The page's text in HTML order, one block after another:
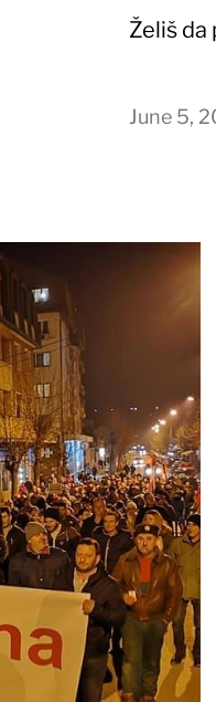
Želiš da
June 5,